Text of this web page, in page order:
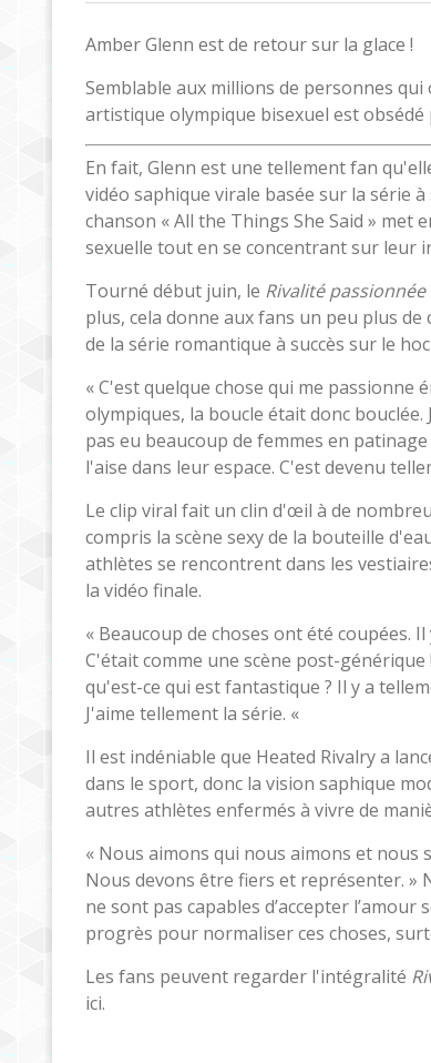
Amber Glenn est de retour sur la glace !
Semblable aux millions de personnes
artistique olympique bisexuel est
En fait, Glenn est une tellement fan
vidéo saphique virale basée sur la série
chanson « All the Things She Said »
sexuelle tout en se concentrant sur leur
Tourné début juin, le Rivalité passionnée
plus, cela donne aux fans un peu plus
de la série romantique à succès sur le
« C'est quelque chose qui me passionne
olympiques, la boucle était donc
pas eu beaucoup de femmes en
l'aise dans leur espace. C'est devenu
Le clip viral fait un clin d'œil à de
compris la scène sexy de la bouteille
athlètes se rencontrent dans les
la vidéo finale.
« Beaucoup de choses ont été coupées.
C'était comme une scène post-
qu'est-ce qui est fantastique ? Il y a
J'aime tellement la série. «
Il est indéniable que Heated Rivalry a
dans le sport, donc la vision saphique
autres athlètes enfermés à vivre de
« Nous aimons qui nous aimons et nous
Nous devons être fiers et représenter. »
ne sont pas capables d’accepter
progrès pour normaliser ces choses,
Les fans peuvent regarder l'intégralité
ici.